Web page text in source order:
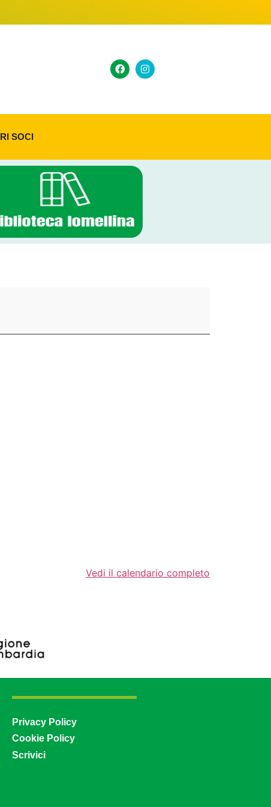
SOCI
Vedi il calendario completo
Privacy Policy
Cookie Policy
Scrivici